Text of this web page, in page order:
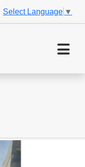
Select Language ▼